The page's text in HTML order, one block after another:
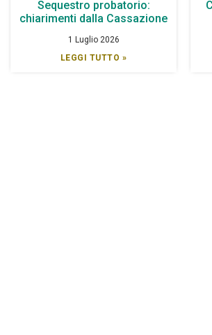
Sequestro probatorio:
chiarimenti dalla Cassazione
1 Luglio 2026
LEGGI TUTTO »